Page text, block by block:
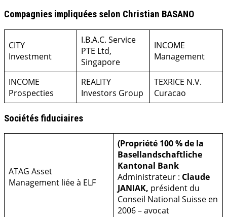
Compagnies impliquées selon Christian BASANO
CITY
Investment
I.B.A.C. Service
PTE Ltd,
Singapore
INCOME
Management
INCOME
Prospecties
REALITY
Investors Group
TEXRICE N.V.
Curacao
Sociétés fiduciaires
ATAG Asset
Management liée à ELF
(Propriété 100 % de la
Basellandschaftliche
Kantonal Bank
Administrateur : Claude
JANIAK, président du
Conseil National Suisse en
2006 – avocat